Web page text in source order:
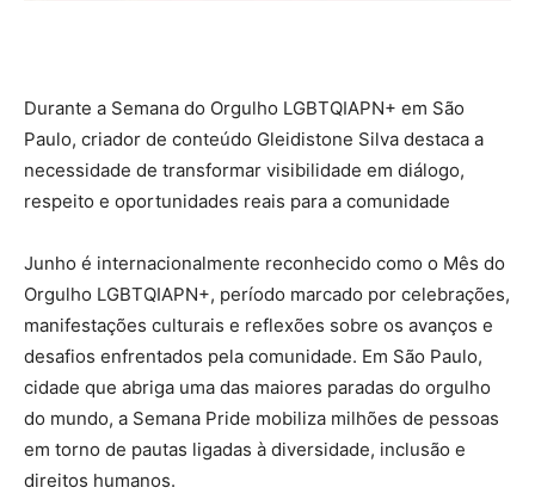
Durante a Semana do Orgulho LGBTQIAPN+ em São
Paulo, criador de conteúdo Gleidistone Silva destaca a
necessidade de transformar visibilidade em diálogo,
respeito e oportunidades reais para a comunidade
Junho é internacionalmente reconhecido como o Mês do
Orgulho LGBTQIAPN+, período marcado por celebrações,
manifestações culturais e reflexões sobre os avanços e
desafios enfrentados pela comunidade. Em São Paulo,
cidade que abriga uma das maiores paradas do orgulho
do mundo, a Semana Pride mobiliza milhões de pessoas
em torno de pautas ligadas à diversidade, inclusão e
direitos humanos.